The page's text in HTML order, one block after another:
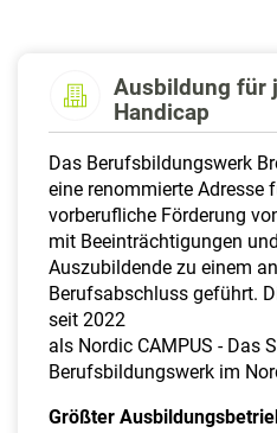
Ausbildung für
Handicap
Das Berufsbildungswerk
eine renommierte Adresse
vorberufliche Förderung
mit Beeinträchtigungen
Auszubildende zu einem
Berufsabschluss geführt.
seit 2022
als Nordic CAMPUS - Das
Berufsbildungswerk im
Größter